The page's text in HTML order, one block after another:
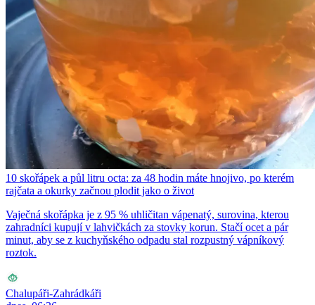
10 skořápek a půl litru octa: za 48 hodin máte hnojivo, po kterém
rajčata a okurky začnou plodit jako o život
Vaječná skořápka je z 95 % uhličitan vápenatý, surovina, kterou
zahradníci kupují v lahvičkách za stovky korun. Stačí ocet a pár
minut, aby se z kuchyňského odpadu stal rozpustný vápníkový
roztok.
Chalupáři-Zahrádkáři